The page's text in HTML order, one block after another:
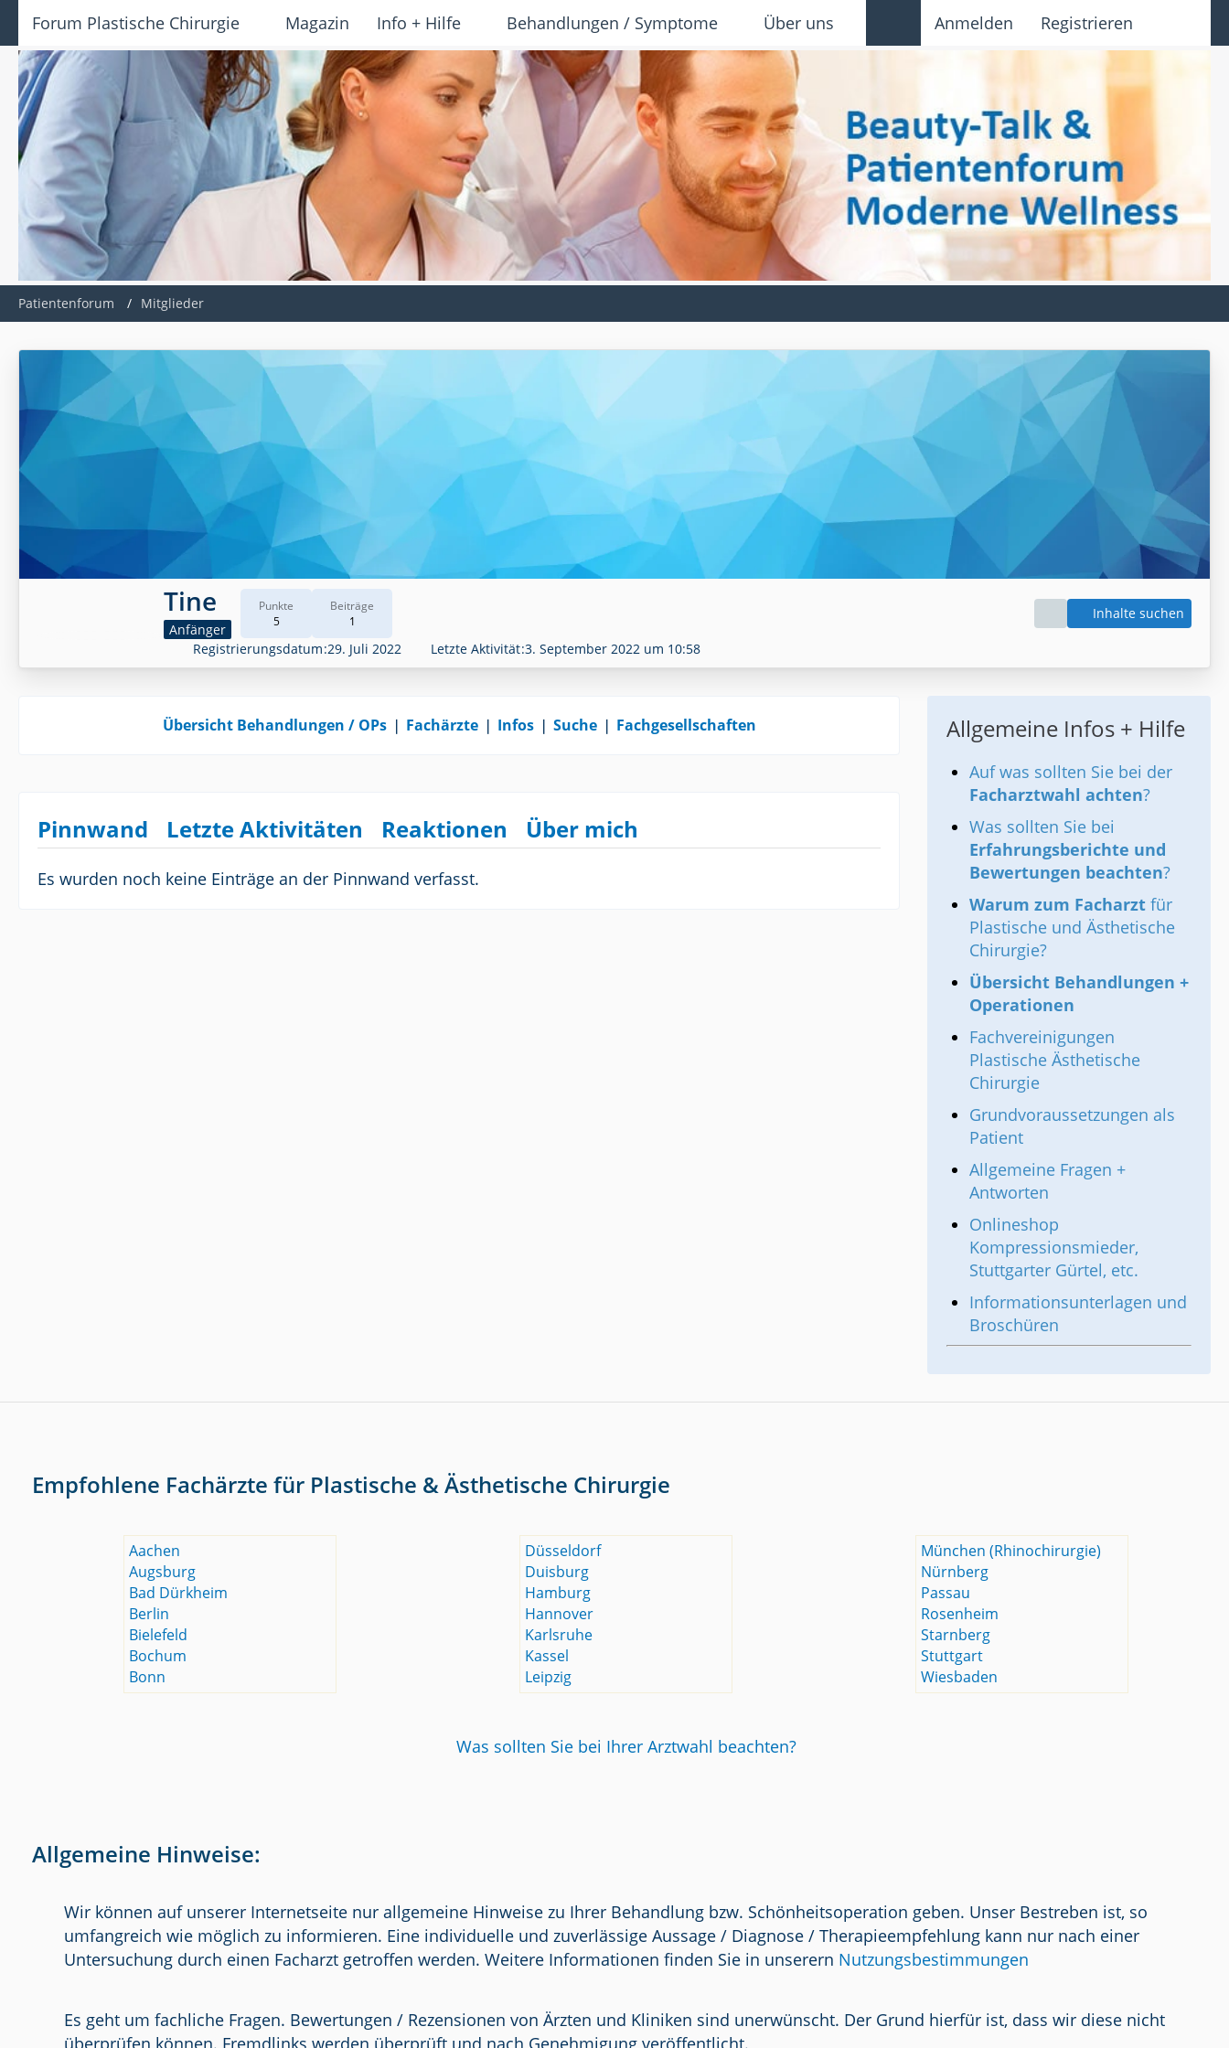
Forum Plastische Chirurgie Magazin Info + Hilfe Behandlungen / Symptome Über uns Anmelden Registrieren
Patientenforum Mitglieder
Tine
Anfänger
Punkte
5
Beiträge
1
Inhalte suchen
Registrierungsdatum 29. Juli 2022 Letzte Aktivität 3. September 2022 um 10:58
Übersicht Behandlungen / OPs❘ Fachärzte❘ Infos❘ Suche❘ Fachgesellschaften
Pinnwand Letzte Aktivitäten Reaktionen Über mich
Es wurden noch keine Einträge an der Pinnwand verfasst.
Allgemeine Infos + Hilfe
Auf was sollten Sie bei der
Facharztwahl achten?
Was sollten Sie bei
Erfahrungsberichte und
Bewertungen beachten?
Warum zum Facharzt für
Plastische und Ästhetische
Chirurgie?
Übersicht Behandlungen +
Operationen
Fachvereinigungen
Plastische Ästhetische
Chirurgie
Grundvoraussetzungen als
Patient
Allgemeine Fragen +
Antworten
Onlineshop
Kompressionsmieder,
Stuttgarter Gürtel, etc.
Informationsunterlagen und
Broschüren
Empfohlene Fachärzte für Plastische & Ästhetische Chirurgie
Aachen
Augsburg
Bad Dürkheim
Berlin
Bielefeld
Bochum
Bonn
Düsseldorf
Duisburg
Hamburg
Hannover
Karlsruhe
Kassel
Leipzig
München (Rhinochirurgie)
Nürnberg
Passau
Rosenheim
Starnberg
Stuttgart
Wiesbaden
Was sollten Sie bei Ihrer Arztwahl beachten?
Allgemeine Hinweise:
Wir können auf unserer Internetseite nur allgemeine Hinweise zu Ihrer Behandlung bzw. Schönheitsoperation geben. Unser Bestreben ist, so
umfangreich wie möglich zu informieren. Eine individuelle und zuverlässige Aussage / Diagnose / Therapieempfehlung kann nur nach einer
Untersuchung durch einen Facharzt getroffen werden. Weitere Informationen finden Sie in unserern Nutzungsbestimmungen
Es geht um fachliche Fragen. Bewertungen / Rezensionen von Ärzten und Kliniken sind unerwünscht. Der Grund hierfür ist, dass wir diese nicht
überprüfen können. Fremdlinks werden überprüft und nach Genehmigung veröffentlicht.